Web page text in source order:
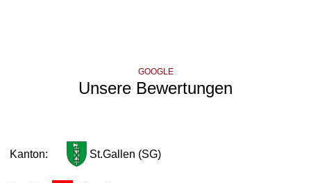
GOOGLE
Unsere Bewertungen
Kanton: St.Gallen (SG)